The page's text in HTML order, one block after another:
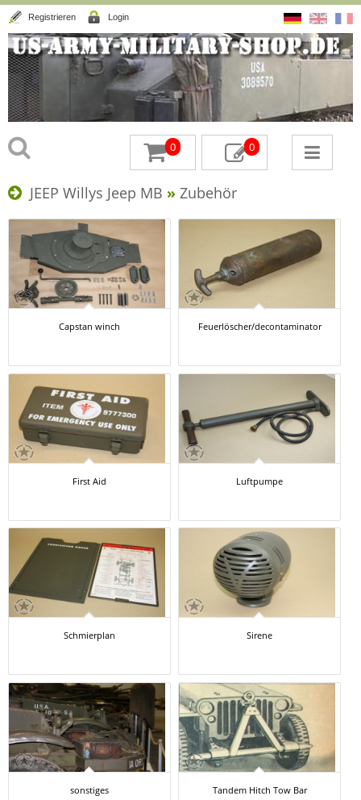
Registrieren Login
0 0
JEEP Willys Jeep MB » Zubehör
Capstan winch Feuerlöscher/decontaminator
First Aid Luftpumpe
Schmierplan Sirene
sonstiges Tandem Hitch Tow Bar